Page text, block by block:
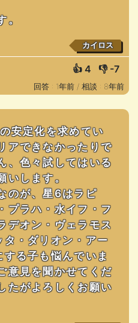
。
カイロス
👍 4 👎 -7
回答 : 1年前 / 相談 : 8年前
安定化を求めてい
アできなかったりで
、色々試してはいる
いします。
のが、星6はラピ
プラハ・水イフ・フ
デオン・ヴェラモス
・ダリオン・アー
る子も悩んでいま
意見を聞かせてくだ
たがよろしくお願い